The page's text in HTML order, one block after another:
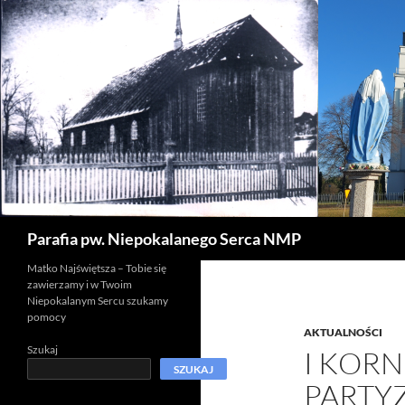
Parafia pw. Niepokalanego Serca NMP
AKTUALNOŚCI
I
Matko Najświętsza – Tobie się
zawierzamy i w Twoim
Niepokalanym Sercu szukamy
pomocy
Szukaj
SZUKAJ